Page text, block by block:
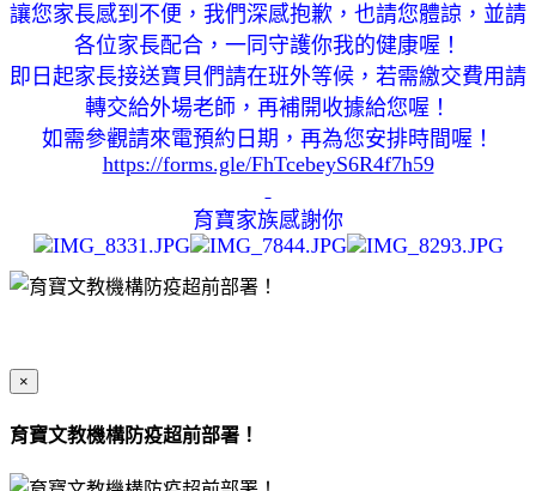
讓您家長感到不便，我們深感抱歉，也請您體諒，並請
各位家長配合，一同守護你我的健康喔！
即日起家長接送寶貝們請在班外等候，若需繳交費用請
轉交給外場老師，再補開收據給您喔！
如需參觀請來電預約日期，再為您安排時間喔！
https://forms.gle/FhTcebeyS6R4f7h59
育寶家族感謝你
×
育寶文教機構防疫超前部署！